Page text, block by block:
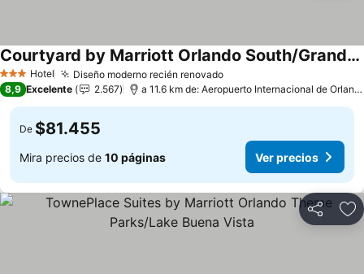
3 Estrellas
Hotel Diseño moderno recién renovadoVer precios
Courtyard by Marriott Orlando South/Grande Lakes Area
Ver precios
8,9 Excelente 2.567 a 11.6 km de: Aeropuerto Internacional de
De $81.455
Mira precios de 10 páginas Ver precios
Compartir